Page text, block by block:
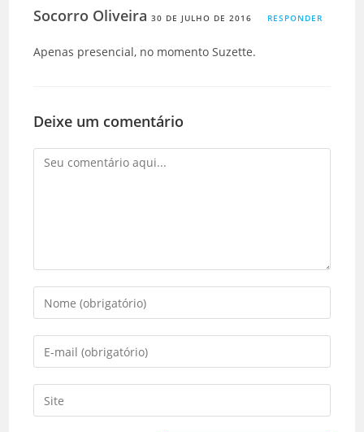
Socorro Oliveira30 DE JULHO DE 2016 RESPONDER
Apenas presencial, no momento Suzette.
Deixe um comentário